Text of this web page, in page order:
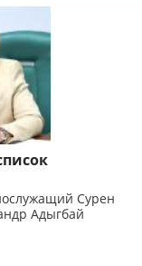
Сурен
Адыгбай